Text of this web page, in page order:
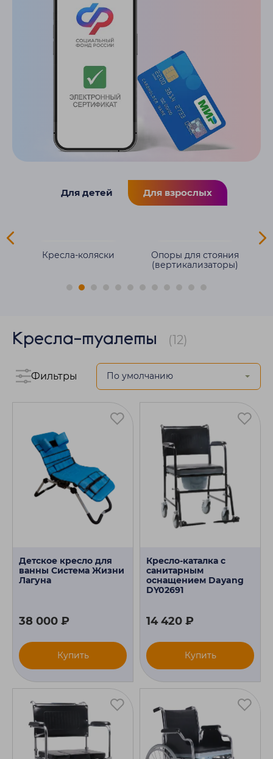
Для детей Для взрослых
Кресла-коляски
Опоры для стояния
(вертикализаторы)
Кресла-туалеты (12)
Фильтры
Детское кресло для
ванны Система Жизни
Лагуна
38 000 ₽
Купить
Кресло-каталка с
санитарным
оснащением Dayang
DY02691
14 420 ₽
Купить